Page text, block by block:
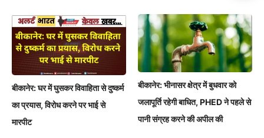
बीकानेर: घर में घुसकर विवाहिता से दुष्कर्म
का प्रयास, विरोध करने पर भाई से
मारपीट
बीकानेर: भीनासर क्षेत्र में बुधवार को
जलापूर्ति रहेगी बाधित, PHED ने पहले से
पानी संग्रह करने की अपील की